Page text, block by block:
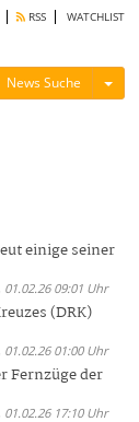
RSS WATCHLIST
News Suche
einige seiner
09:01 Uhr
(DRK)
01:00 Uhr
Fernzüge der
17:10 Uhr